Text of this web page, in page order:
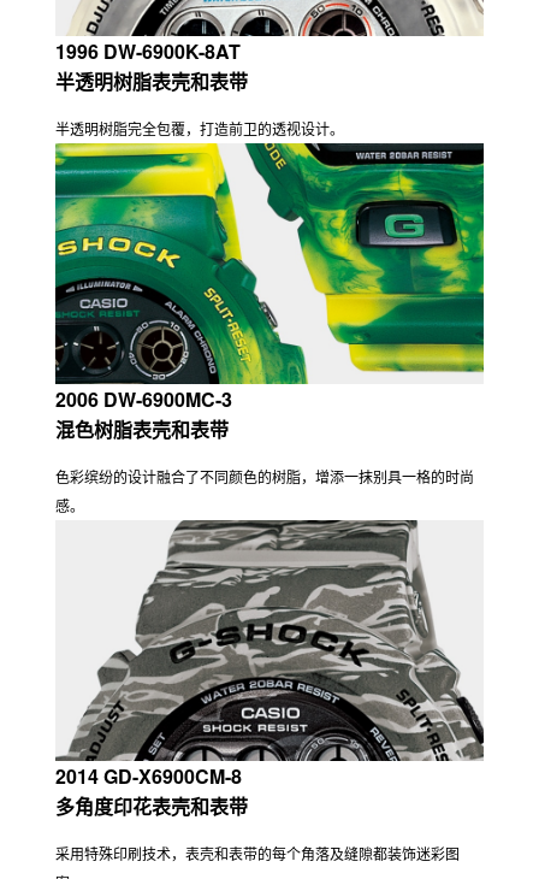
1996 DW-6900K-8AT
半透明树脂表壳和表带
半透明树脂完全包覆，打造前卫的透视设计。
2006 DW-6900MC-3
混色树脂表壳和表带
色彩缤纷的设计融合了不同颜色的树脂，增添一抹别具一格的时尚
感。
2014 GD-X6900CM-8
多角度印花表壳和表带
采用特殊印刷技术，表壳和表带的每个角落及缝隙都装饰迷彩图